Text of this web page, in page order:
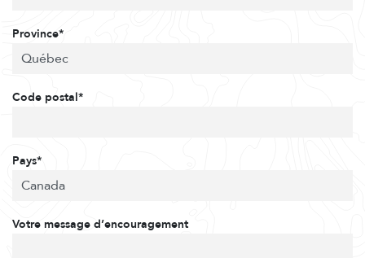
Province*
Code postal*
Pays*
Votre message d’encouragement